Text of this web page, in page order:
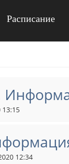
Расписание
13:15
12:34